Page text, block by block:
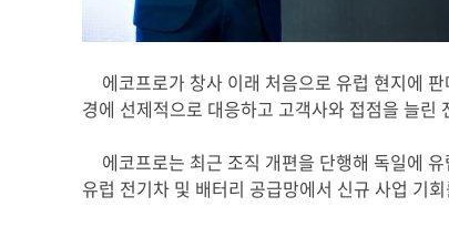
에코프로가 창사 이래 처음으로 유럽 현지에
경에 선제적으로 대응하고 고객사와 접점을 늘린
에코프로는 최근 조직 개편을 단행해 독일에
유럽 전기차 및 배터리 공급망에서 신규 사업 기